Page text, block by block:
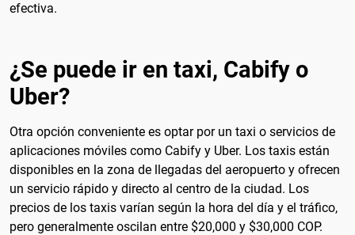
efectiva.
¿Se puede ir en taxi, Cabify o
Uber?
Otra opción conveniente es optar por un taxi o servicios de
aplicaciones móviles como Cabify y Uber. Los taxis están
disponibles en la zona de llegadas del aeropuerto y ofrecen
un servicio rápido y directo al centro de la ciudad. Los
precios de los taxis varían según la hora del día y el tráfico,
pero generalmente oscilan entre $20,000 y $30,000 COP.